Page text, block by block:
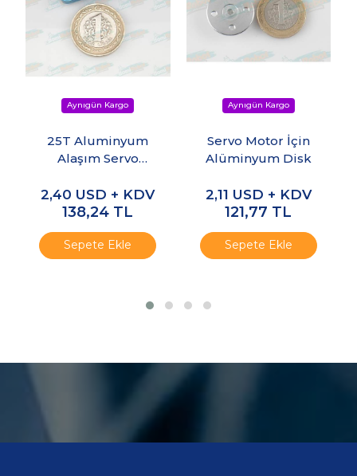
25T Aluminyum
Alaşım Servo
2,40 USD + KDV
138,24 TL
Sepete Ekle
Servo Motor İçin
Alüminyum Disk
2,11 USD + KDV
121,77 TL
Sepete Ekle